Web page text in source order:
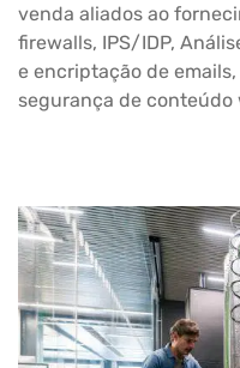
venda aliados ao
firewalls, IPS/IDP,
e encriptação de
segurança de conteúdo